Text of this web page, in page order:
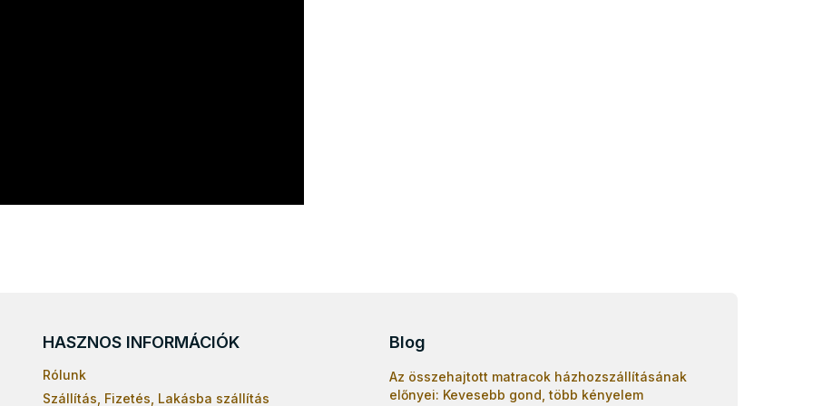
HASZNOS INFORMÁCIÓK
Rólunk
Szállítás, Fizetés, Lakásba szállítás
Blog
Az összehajtott matracok házhozszállításának
előnyei: Kevesebb gond, több kényelem